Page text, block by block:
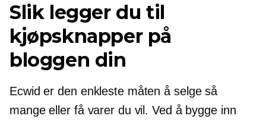
Slik legger du til
kjøpsknapper på
bloggen din
Ecwid er den enkleste måten å selge så
mange eller få varer du vil. Ved å bygge inn